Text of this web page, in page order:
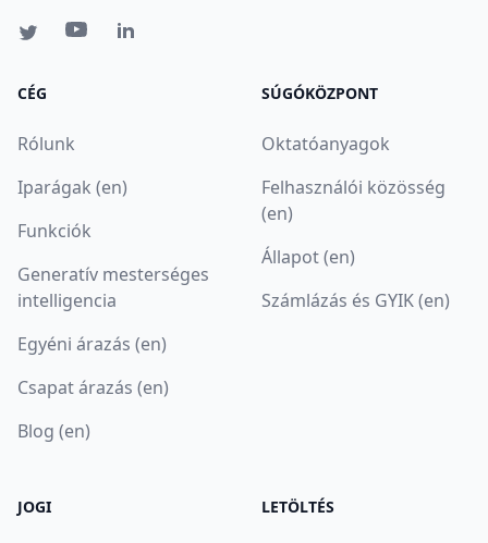
CÉG
Rólunk
Iparágak (en)
Funkciók
Generatív mesterséges
intelligencia
Egyéni árazás (en)
Csapat árazás (en)
Blog (en)
SÚGÓKÖZPONT
Oktatóanyagok
Felhasználói közösség
(en)
Állapot (en)
Számlázás és GYIK (en)
JOGI LETÖLTÉS